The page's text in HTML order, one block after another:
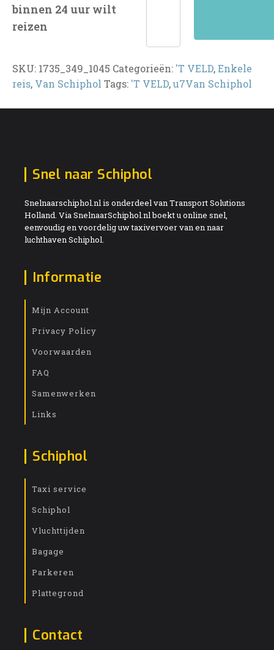
binnen 24 uur wilt
reizen
SKU: 1735_349_1045 Categorieën: 'T VELD,Enkele
reis, Van Schiphol Tags: 'T VELD,u7Van Schiphol
Snel naar Schiphol
Snelnaarschiphol.nl is onderdeel van Transport Solutions
Holland. Via SnelnaarSchiphol.nl boekt u online snel,
eenvoudig en voordelig uw taxivervoer van en naar
luchthaven Schiphol.
Informatie
Mijn Account
Privacy Policy
Voorwaarden
FAQ
Samenwerken
Links
Schiphol
Taxi service
Schiphol
Vluchttijden
Bagage
Parkeren
Plattegrond
Contact